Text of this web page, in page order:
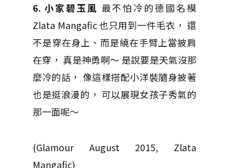
6. 小家碧玉風 最不怕冷的德國名模
Zlata Mangafic 也只用到一件毛衣， 還
不是穿在身上、而是繞在手臂上當披肩
在穿， 真是神勇啊～ 是說要是天氣沒那
麼冷的話， 像這樣搭配小洋裝隨身披著
也是挺浪漫的， 可以展現女孩子秀氣的
那一面呢～
(Glamour August 2015, Zlata
Mangafic)